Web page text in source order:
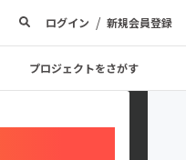
ログイン / 新規会員登録
プロジェクトをさがす